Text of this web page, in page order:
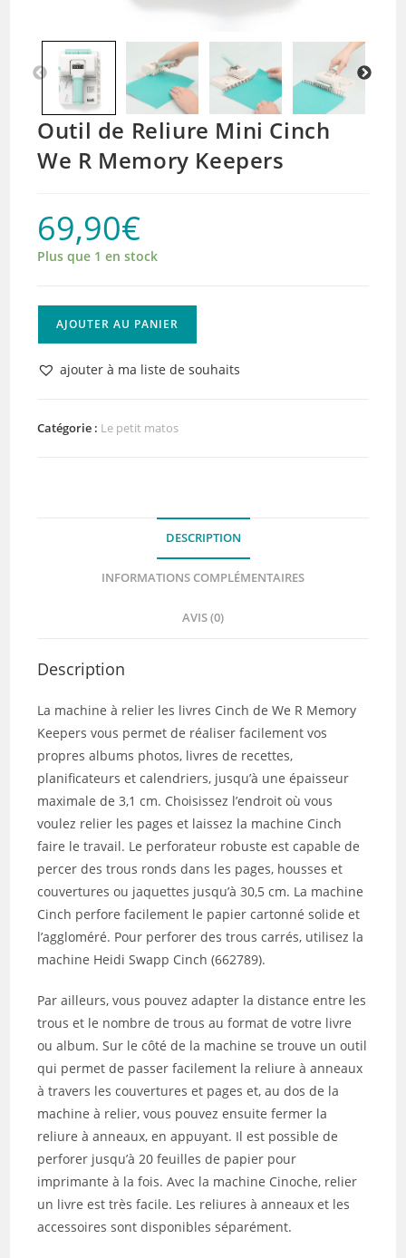
Outil de Reliure Mini Cinch
We R Memory Keepers
69,90€
Plus que 1 en stock
Outil
Mini
AJOUTER AU PANIER
ajouter à ma liste de souhaits
Catégorie : Le petit matos
DESCRIPTION
INFORMATIONS COMPLÉMENTAIRES
AVIS (0)
Description
La machine à relier les livres Cinch de We R Memory
Keepers vous permet de réaliser facilement vos
propres albums photos, livres de recettes,
planificateurs et calendriers, jusqu’à une épaisseur
maximale de 3,1 cm. Choisissez l’endroit où vous
voulez relier les pages et laissez la machine Cinch
faire le travail. Le perforateur robuste est capable de
percer des trous ronds dans les pages, housses et
couvertures ou jaquettes jusqu’à 30,5 cm. La machine
Cinch perfore facilement le papier cartonné solide et
l’aggloméré. Pour perforer des trous carrés, utilisez la
machine Heidi Swapp Cinch (662789).
Par ailleurs, vous pouvez adapter la distance entre les
trous et le nombre de trous au format de votre livre
ou album. Sur le côté de la machine se trouve un outil
qui permet de passer facilement la reliure à anneaux
à travers les couvertures et pages et, au dos de la
machine à relier, vous pouvez ensuite fermer la
reliure à anneaux, en appuyant. Il est possible de
perforer jusqu’à 20 feuilles de papier pour
imprimante à la fois. Avec la machine Cinoche, relier
un livre est très facile. Les reliures à anneaux et les
accessoires sont disponibles séparément.